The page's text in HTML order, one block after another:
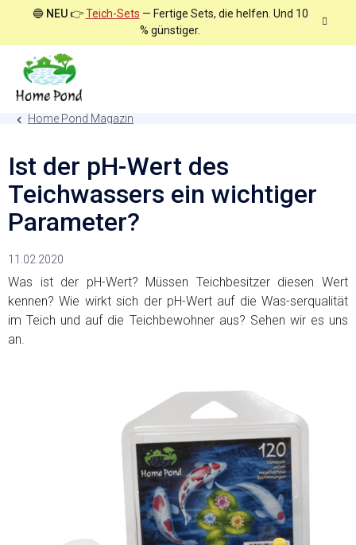
🔵 NEU👉Teich-Sets — Fertige Sets, die helfen. Und 10
% günstiger.
Home Pond Magazin
Ist der pH-Wert des
Teichwassers ein wichtiger
Parameter?
11.02.2020
Was ist der pH-Wert? Müssen Teichbesitzer diesen Wert
kennen? Wie wirkt sich der pH-Wert auf die Was-serqualität
im Teich und auf die Teichbewohner aus? Sehen wir es uns
an.